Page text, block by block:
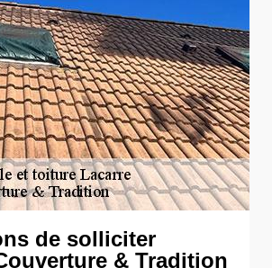
de solliciter
& Tradition